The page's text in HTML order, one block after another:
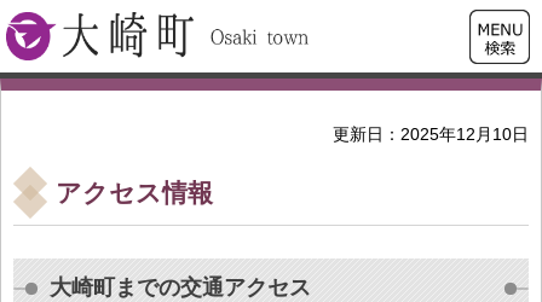
大崎町
検索・
共通メ
ニュー
更新日：2025年12月10日
アクセス情報
大崎町までの交通アクセス